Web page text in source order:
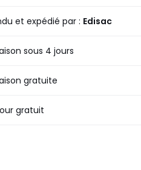
et expédié par : Edisac
sous 4 jours
gratuite
gratuit